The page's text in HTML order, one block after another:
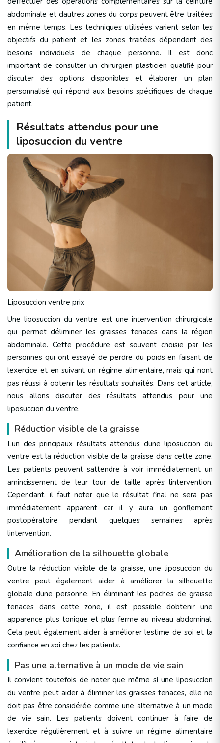
abdominale et dautres zones du corps peuvent être traitées
en même temps. Les techniques utilisées varient selon les
objectifs du patient et les zones traitées dépendent des
besoins individuels de chaque personne. Il est donc
important de consulter un chirurgien plasticien qualifié pour
discuter des options disponibles et élaborer un plan
personnalisé qui répond aux besoins spécifiques de chaque
patient.
Résultats attendus pour une
liposuccion du ventre
Liposuccion ventre prix
Une liposuccion du ventre est une intervention chirurgicale
qui permet déliminer les graisses tenaces dans la région
abdominale. Cette procédure est souvent choisie par les
personnes qui ont essayé de perdre du poids en faisant de
lexercice et en suivant un régime alimentaire, mais qui nont
pas réussi à obtenir les résultats souhaités. Dans cet article,
nous allons discuter des résultats attendus pour une
liposuccion du ventre.
Réduction visible de la graisse
Lun des principaux résultats attendus dune liposuccion du
ventre est la réduction visible de la graisse dans cette zone.
Les patients peuvent sattendre à voir immédiatement un
amincissement de leur tour de taille après lintervention.
Cependant, il faut noter que le résultat final ne sera pas
immédiatement apparent car il y aura un gonflement
postopératoire pendant quelques semaines après
lintervention.
Amélioration de la silhouette globale
Outre la réduction visible de la graisse, une liposuccion du
ventre peut également aider à améliorer la silhouette
globale dune personne. En éliminant les poches de graisse
tenaces dans cette zone, il est possible dobtenir une
apparence plus tonique et plus ferme au niveau abdominal.
Cela peut également aider à améliorer lestime de soi et la
confiance en soi chez les patients.
Pas une alternative à un mode de vie sain
Il convient toutefois de noter que même si une liposuccion
du ventre peut aider à éliminer les graisses tenaces, elle ne
doit pas être considérée comme une alternative à un mode
de vie sain. Les patients doivent continuer à faire de
lexercice régulièrement et à suivre un régime alimentaire